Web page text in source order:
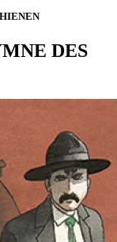
DES